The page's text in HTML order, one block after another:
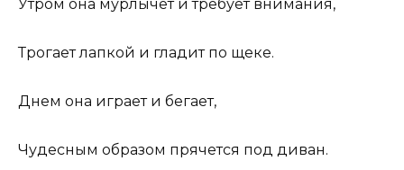
Утром она мурлычет и требует внимания,
Трогает лапкой и гладит по щеке.
Днем она играет и бегает,
Чудесным образом прячется под диван.